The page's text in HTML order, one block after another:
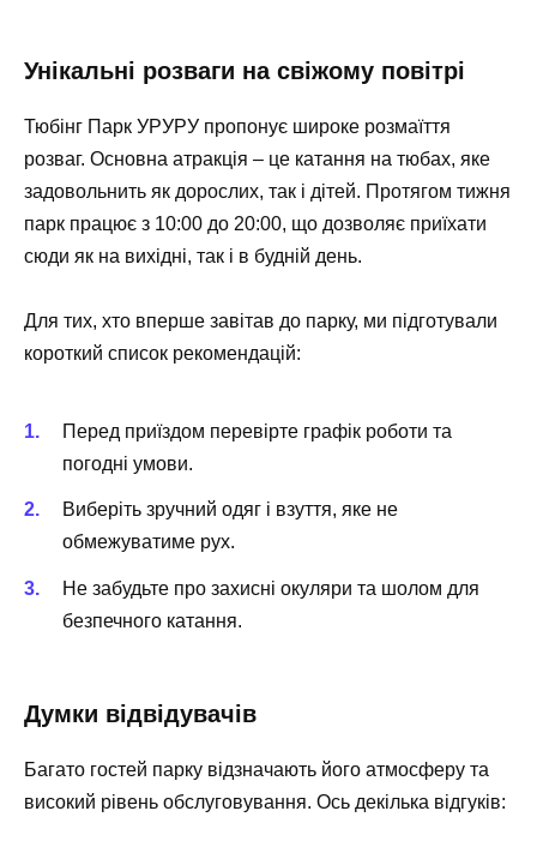
Унікальні розваги на свіжому повітрі
Тюбінг Парк УРУРУ пропонує широке розмаїття
розваг. Основна атракція – це катання на тюбах, яке
задовольнить як дорослих, так і дітей. Протягом тижня
парк працює з 10:00 до 20:00, що дозволяє приїхати
сюди як на вихідні, так і в будній день.
Для тих, хто вперше завітав до парку, ми підготували
короткий список рекомендацій:
Перед приїздом перевірте графік роботи та
погодні умови.
Виберіть зручний одяг і взуття, яке не
обмежуватиме рух.
Не забудьте про захисні окуляри та шолом для
безпечного катання.
Думки відвідувачів
Багато гостей парку відзначають його атмосферу та
високий рівень обслуговування. Ось декілька відгуків: